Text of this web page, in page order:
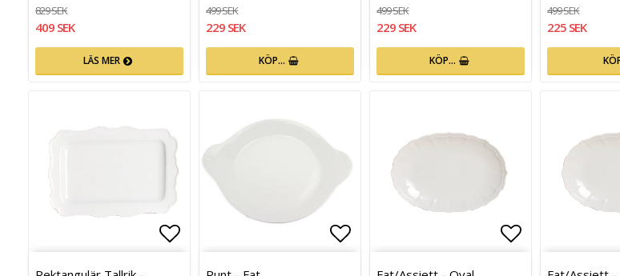
829 SEK
409 SEK
LÄS MER
499 SEK
229 SEK
KÖP…
499 SEK
229 SEK
KÖP…
499 SEK
225 SEK
Lägg till i favoritlistanLägg till i favoritlistanLägg till i